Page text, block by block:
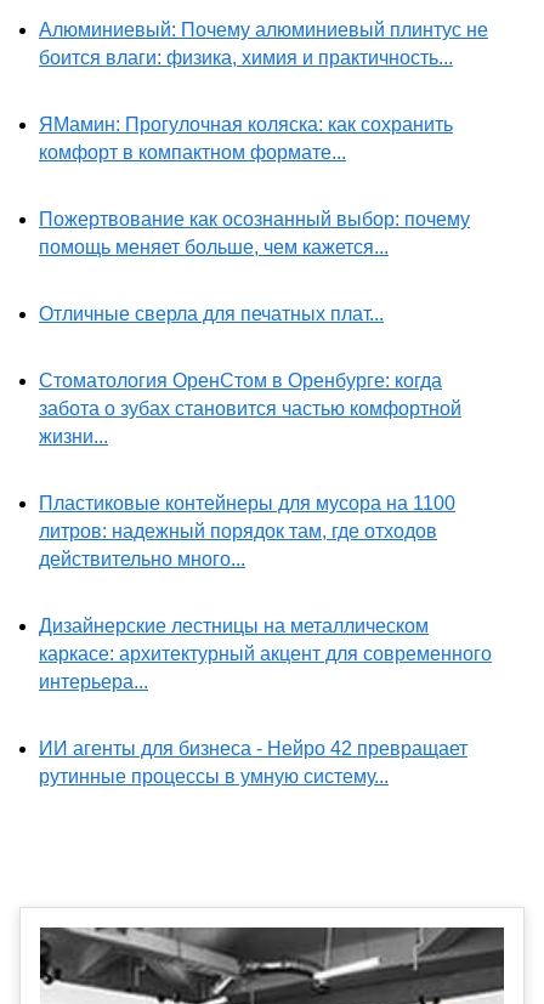
Алюминиевый: Почему алюминиевый плинтус не
боится влаги: физика, химия и практичность...
ЯМамин: Прогулочная коляска: как сохранить
комфорт в компактном формате...
Пожертвование как осознанный выбор: почему
помощь меняет больше, чем кажется...
Отличные сверла для печатных плат...
Стоматология ОренСтом в Оренбурге: когда
забота о зубах становится частью комфортной
жизни...
Пластиковые контейнеры для мусора на 1100
литров: надежный порядок там, где отходов
действительно много...
Дизайнерские лестницы на металлическом
каркасе: архитектурный акцент для современного
интерьера...
ИИ агенты для бизнеса - Нейро 42 превращает
рутинные процессы в умную систему...